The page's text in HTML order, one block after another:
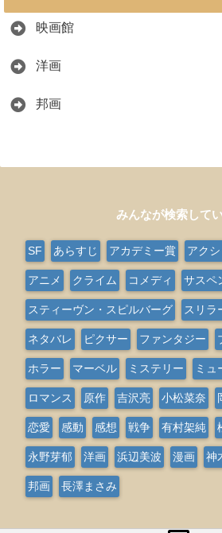
映画館
洋画
邦画
みんなが検索して
SF あらすじ アカデミー賞 アク
アニメ クライム コメディ サスペ
スティーヴン・スピルバーグ スリラ
ネタバレ ピクサー ファンタジー
ホラー マーベル ミステリー ミュ
ロマンス 原作 吉沢亮 小松菜奈
恋愛 感動 感想 戦争 有村架純
永野芽郁 洋画 浜辺美波 漫画 神
邦画 長澤まさみ